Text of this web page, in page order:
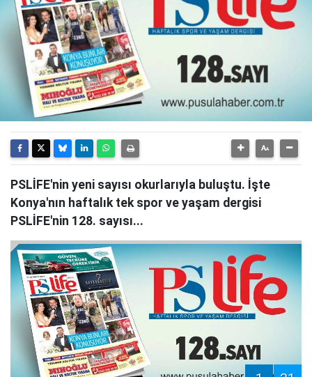
PSLİFE'nin yeni sayısı okurlarıyla buluştu. İşte
Konya'nın haftalık tek spor ve yaşam dergisi
PSLİFE'nin 128. sayısı...